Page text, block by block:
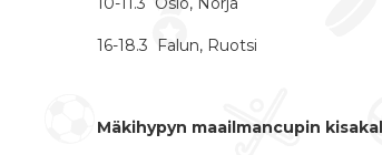
16-18.3 Falun, Ruotsi
Mäkihypyn maailmancupin